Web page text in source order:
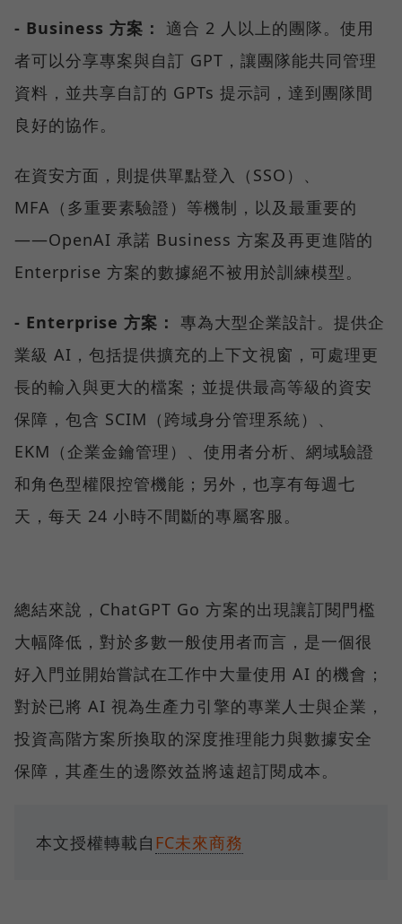
- Business 方案：
適合 2 人以上的團隊。使用
者可以分享專案與自訂 GPT，讓團隊能共同管理
資料，並共享自訂的 GPTs 提示詞，達到團隊間
良好的協作。
在資安方面，則提供單點登入（SSO）、
MFA（多重要素驗證）等機制，以及最重要的
——OpenAI 承諾 Business 方案及再更進階的
Enterprise 方案的數據絕不被用於訓練模型。
- Enterprise 方案： 專為大型企業設計。提供企
業級 AI，包括提供擴充的上下文視窗，可處理更
長的輸入與更大的檔案；並提供最高等級的資安
保障，包含 SCIM（跨域身分管理系統）、
EKM（企業金鑰管理）、使用者分析、網域驗證
和角色型權限控管機能；另外，也享有每週七
天，每天 24 小時不間斷的專屬客服。
總結來說，ChatGPT Go 方案的出現讓訂閱門檻
大幅降低，對於多數一般使用者而言，是一個很
好入門並開始嘗試在工作中大量使用 AI 的機會；
對於已將 AI 視為生產力引擎的專業人士與企業，
投資高階方案所換取的深度推理能力與數據安全
保障，其產生的邊際效益將遠超訂閱成本。
本文授權轉載自 FC未來商務